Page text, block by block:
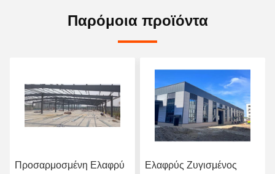
Παρόμοια προϊόντα
Προσαρμοσμένη Ελαφρύ
Ελαφρύς Ζυγισμένος